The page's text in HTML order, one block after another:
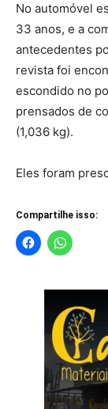
No automóvel
33 anos, e a
antecedentes
revista foi
escondido no
prensados de
(1,036 kg).
Eles foram
Compartilhe isso: